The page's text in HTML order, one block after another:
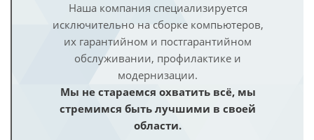
Наша компания специализируется
исключительно на сборке компьютеров,
их гарантийном и постгарантийном
обслуживании, профилактике и
модернизации.
Мы не стараемся охватить всё, мы
стремимся быть лучшими в своей
области.